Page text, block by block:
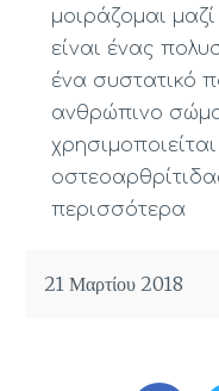
μοιράζομαι
είναι ένας
ένα συστατικό
ανθρώπινο
περισσότερα
21 Μαρτίου 2018